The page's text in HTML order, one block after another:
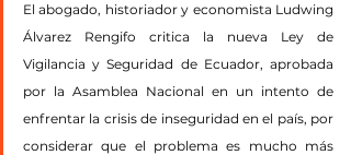
El abogado, historiador y economista Ludwing
Álvarez Rengifo critica la nueva Ley de
Vigilancia y Seguridad de Ecuador, aprobada
por la Asamblea Nacional en un intento de
enfrentar la crisis de inseguridad en el país, por
considerar que el problema es mucho más